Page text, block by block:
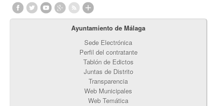
Ayuntamiento de Málaga
Sede Electrónica
Perfil del contratante
Tablón de Edictos
Juntas de Distrito
Transparencia
Web Municipales
Web Temática